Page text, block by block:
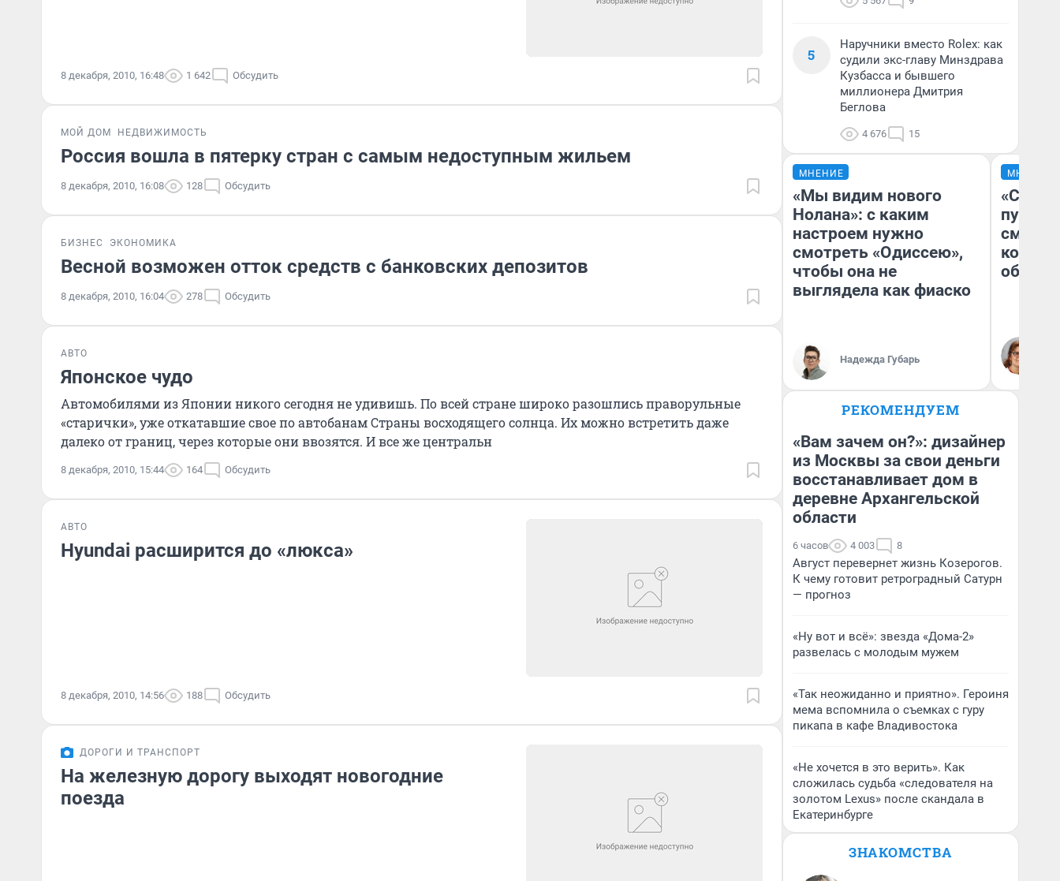
8 декабря, 2010, 16:48 1 642 Обсудить
МОЙ ДОМ НЕДВИЖИМОСТЬ
Россия вошла в пятерку стран с самым недоступным жильем
8 декабря, 2010, 16:08 128 Обсудить
БИЗНЕС ЭКОНОМИКА
Весной возможен отток средств с банковских депозитов
8 декабря, 2010, 16:04 278 Обсудить
АВТО
Японское чудо
Автомобилями из Японии никого сегодня не удивишь. По всей стране широко разошлись праворульные
«старички», уже откатавшие свое по автобанам Страны восходящего солнца. Их можно встретить даже
далеко от границ, через которые они ввозятся. И все же центральн
8 декабря, 2010, 15:44 164 Обсудить
АВТО
Hyundai расширится до «люкса»
8 декабря, 2010, 14:56 188 Обсудить
ДОРОГИ И ТРАНСПОРТ
На железную дорогу выходят новогодние
поезда
5
Наручники вместо Rolex: как
судили экс-главу Минздрава
Кузбасса и бывшего
миллионера Дмитрия
Беглова
4 676 15
МНЕНИЕ
«Мы видим нового
Нолана»: с каким
настроем нужно
смотреть «Одиссею»,
чтобы она не
выглядела как фиаско
Надежда Губарь
МНЕНИЕ
РЕКОМЕНДУЕМ
«Вам зачем он?»: дизайнер
из Москвы за свои деньги
восстанавливает дом в
деревне Архангельской
области
6 часов 4 003 8
Август перевернет жизнь Козерогов.
К чему готовит ретроградный Сатурн
— прогноз
«Ну вот и всё»: звезда «Дома-2»
развелась с молодым мужем
«Так неожиданно и приятно». Героиня
мема вспомнила о съемках с гуру
пикапа в кафе Владивостока
«Не хочется в это верить». Как
сложилась судьба «следователя на
золотом Lexus» после скандала в
Екатеринбурге
ЗНАКОМСТВА